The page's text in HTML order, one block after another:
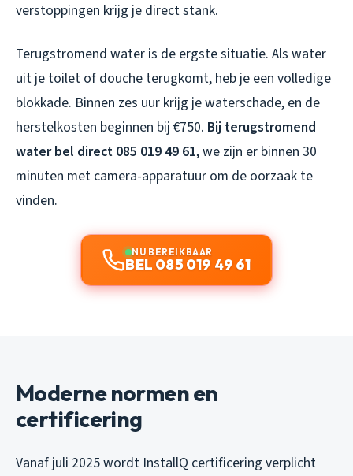
verstoppingen krijg je direct stank.
Terugstromend water is de ergste situatie. Als water
uit je toilet of douche terugkomt, heb je een volledige
blokkade. Binnen zes uur krijg je waterschade, en de
herstelkosten beginnen bij €750. Bij terugstromend
water bel direct 085 019 49 61, we zijn er binnen 30
minuten met camera-apparatuur om de oorzaak te
vinden.
NU BEREIKBAAR
BEL 085 019 49 61
Moderne normen en
certificering
Vanaf juli 2025 wordt InstallQ certificering verplicht